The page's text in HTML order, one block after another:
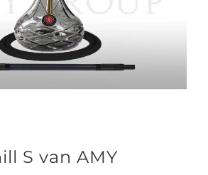
S van AMY